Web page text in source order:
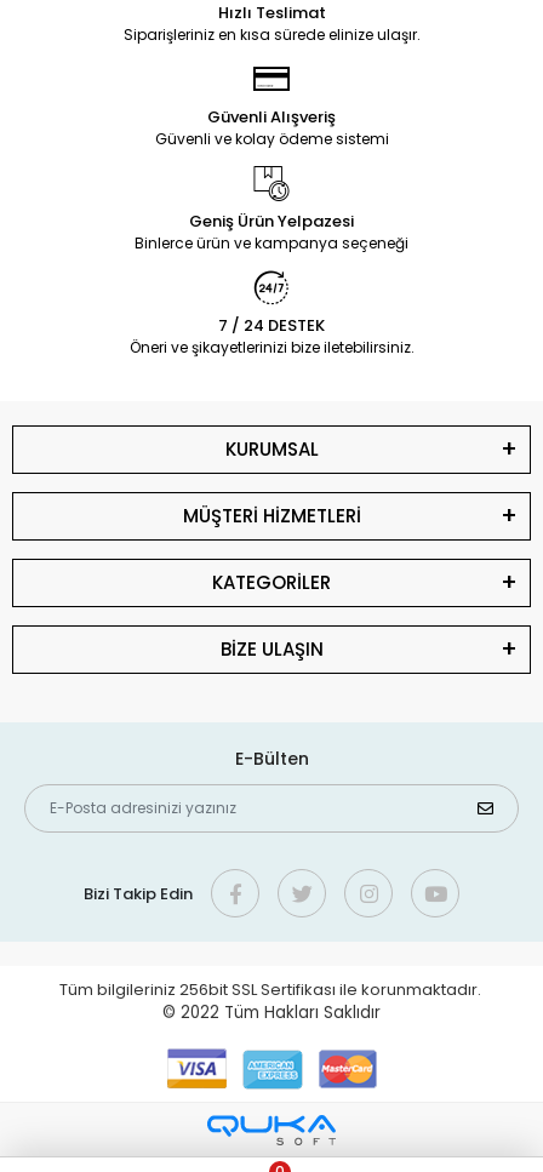
Hızlı Teslimat
Siparişleriniz en kısa sürede elinize ulaşır.
Güvenli Alışveriş
Güvenli ve kolay ödeme sistemi
Geniş Ürün Yelpazesi
Binlerce ürün ve kampanya seçeneği
7 / 24 DESTEK
Öneri ve şikayetlerinizi bize iletebilirsiniz.
KURUMSAL
MÜŞTERİ HİZMETLERİ
KATEGORİLER
BİZE ULAŞIN
E-Bülten
Bizi Takip Edin
Tüm bilgileriniz 256bit SSL Sertifikası ile korunmaktadır.
© 2022 Tüm Hakları Saklıdır